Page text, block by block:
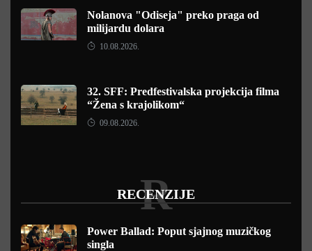
Nolanova "Odiseja" preko praga od
milijardu dolara
10.08.2026.
32. SFF: Predfestivalska projekcija filma
“Žena s krajolikom“
09.08.2026.
RECENZIJE
R
Power Ballad: Poput sjajnog muzičkog
singla